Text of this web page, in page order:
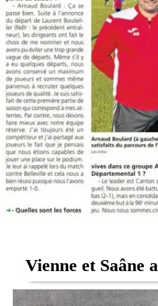
Vienne et Saâne